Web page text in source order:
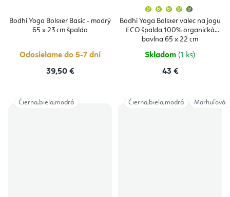
Bodhi Yoga Bolster Basic - modrý
65 x 23 cm špalda
Odosielame do 5-7 dní
39,50 €
Bodhi Yoga Bolster valec na jogu
ECO špalda 100% organická
bavlna 65 x 22 cm
produktu
je
4,9
z
5
Skladom (1 ks)
43 €
Čierna,biela,modrá Čierna,biela,modrá Marhuľová